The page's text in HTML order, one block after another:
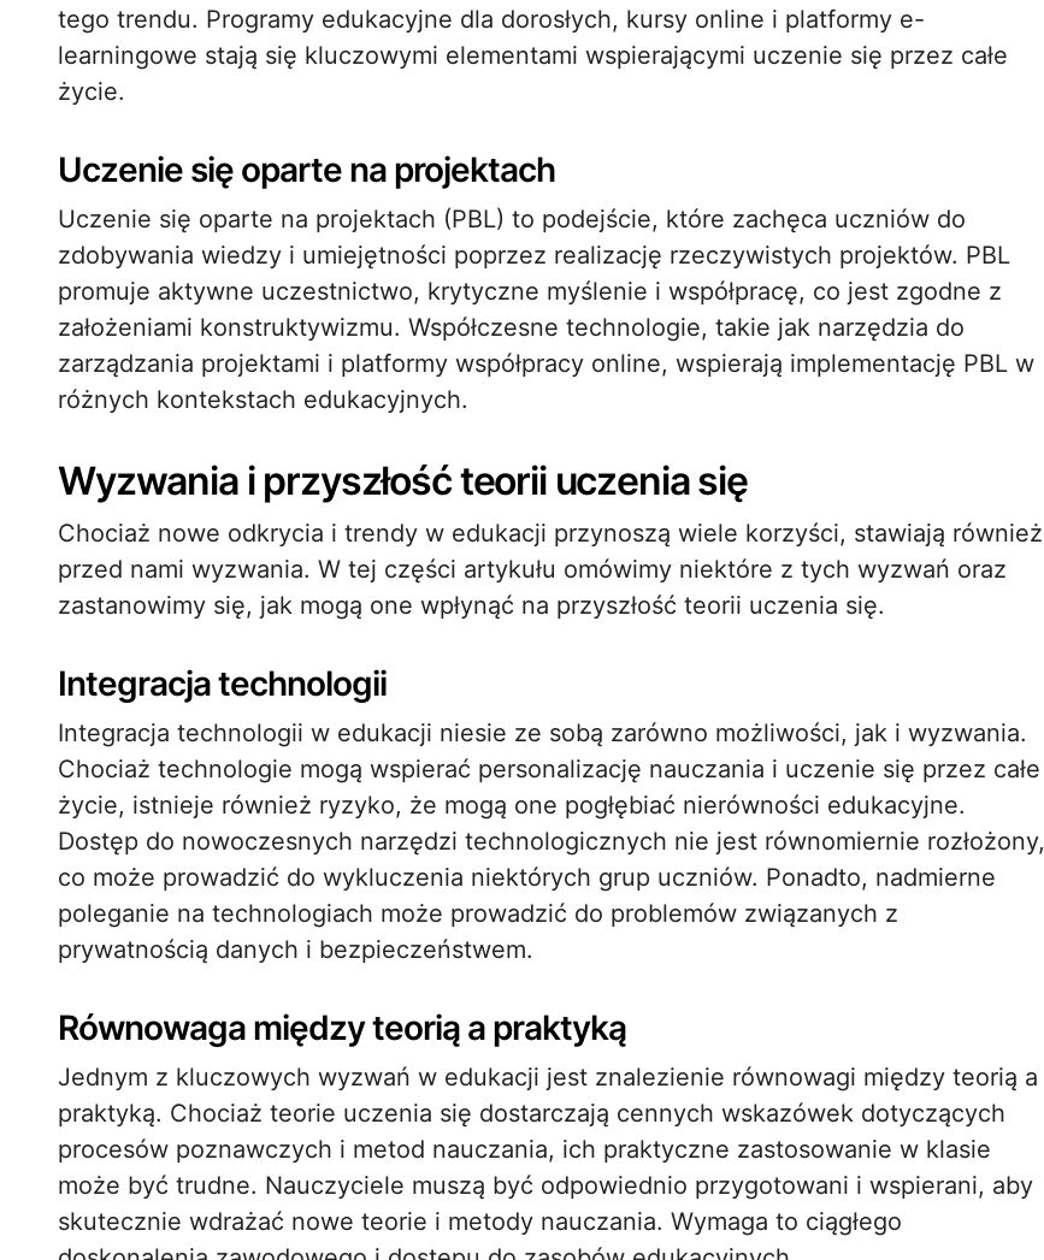
tego trendu. Programy edukacyjne dla dorosłych, kursy online i platformy e-
learningowe stają się kluczowymi elementami wspierającymi uczenie się przez całe
życie.
Uczenie się oparte na projektach
Uczenie się oparte na projektach (PBL) to podejście, które zachęca uczniów do
zdobywania wiedzy i umiejętności poprzez realizację rzeczywistych projektów. PBL
promuje aktywne uczestnictwo, krytyczne myślenie i współpracę, co jest zgodne z
założeniami konstruktywizmu. Współczesne technologie, takie jak narzędzia do
zarządzania projektami i platformy współpracy online, wspierają implementację PBL w
różnych kontekstach edukacyjnych.
Wyzwania i przyszłość teorii uczenia się
Chociaż nowe odkrycia i trendy w edukacji przynoszą wiele korzyści, stawiają również
przed nami wyzwania. W tej części artykułu omówimy niektóre z tych wyzwań oraz
zastanowimy się, jak mogą one wpłynąć na przyszłość teorii uczenia się.
Integracja technologii
Integracja technologii w edukacji niesie ze sobą zarówno możliwości, jak i wyzwania.
Chociaż technologie mogą wspierać personalizację nauczania i uczenie się przez całe
życie, istnieje również ryzyko, że mogą one pogłębiać nierówności edukacyjne.
Dostęp do nowoczesnych narzędzi technologicznych nie jest równomiernie rozłożony,
co może prowadzić do wykluczenia niektórych grup uczniów. Ponadto, nadmierne
poleganie na technologiach może prowadzić do problemów związanych z
prywatnością danych i bezpieczeństwem.
Równowaga między teorią a praktyką
Jednym z kluczowych wyzwań w edukacji jest znalezienie równowagi między teorią a
praktyką. Chociaż teorie uczenia się dostarczają cennych wskazówek dotyczących
procesów poznawczych i metod nauczania, ich praktyczne zastosowanie w klasie
może być trudne. Nauczyciele muszą być odpowiednio przygotowani i wspierani, aby
skutecznie wdrażać nowe teorie i metody nauczania. Wymaga to ciągłego